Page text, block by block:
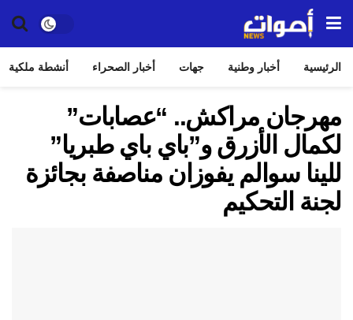
الرئيسية أخبار وطنية جهات أخبار الصحراء أنشطة ملكية
مهرجان مراكش.. “عصابات”
لكمال الأزرق و”باي باي طبريا”
للينا سوالم يفوزان مناصفة بجائزة
لجنة التحكيم